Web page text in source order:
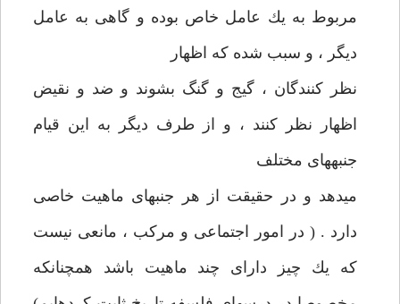
مربوط به يك عامل خاص بوده و گاهی به عامل
ديگر ، و سبب شده كه‏ اظهار
نظر كنندگان ، گيج و گنگ بشوند و ضد و نقيض
اظهار نظر كنند ، و از طرف ديگر به اين قيام
جنبه‏های مختلف
می‏دهد و در حقيقت از هر جنبه‏ای‏ ماهيت خاصی
دارد . ( در امور اجتماعی و مركب ، مانعی نيست
كه يك چيز دارای چند ماهيت باشد همچنانكه